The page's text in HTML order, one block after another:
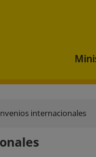
internacionales